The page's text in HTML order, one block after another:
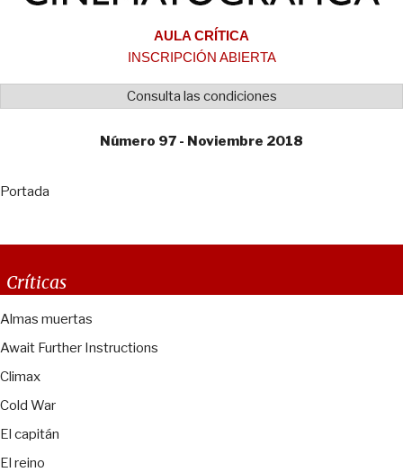
AULA CRÍTICA
INSCRIPCIÓN ABIERTA
Consulta las condiciones
Número 97 - Noviembre 2018
Portada
Críticas
Almas muertas
Await Further Instructions
Climax
Cold War
El capitán
El reino